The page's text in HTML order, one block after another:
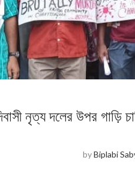
নৃত্য দলের উপর গাড়ি
byBiplabi